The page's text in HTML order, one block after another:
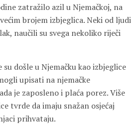
zatražilo azil u Njemačkoj, na
brojem izbjeglica. Neki od ljudi
naučili su svega nekoliko riječi
došle u Njemačku kao izbjeglice
upisati na njemačke
je zaposleno i plaća porez. Više
tvrde da imaju snažan osjećaj
prihvataju.